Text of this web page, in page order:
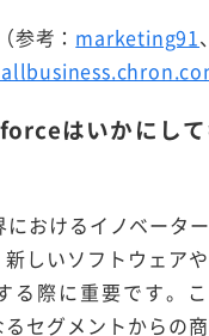
（参考： marketing91、
はいかにし
におけるイノベータ
しいソフトウェア
る際に重要です。
セグメントからの